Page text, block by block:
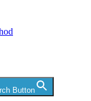
Button